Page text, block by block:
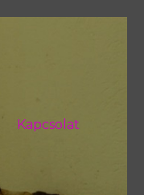
Kapcsolat